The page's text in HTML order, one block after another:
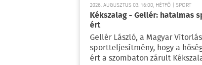
2026. AUGUSZTUS 03. 16:00, HÉTFŐ | SPORT
Kékszalag - Gellér: hatalmas
ért
Gellér László, a Magyar
sportteljesítmény, hogy a
ért a szombaton zárult